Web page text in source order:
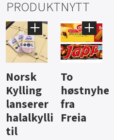
PRODUKTNYTT
Knalltall
for Açai
Bowl
Aass vil
bli
førstevalg
i lite-